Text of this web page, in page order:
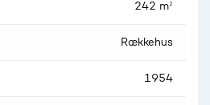
242 m²
Rækkehus
1954